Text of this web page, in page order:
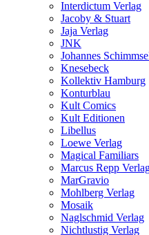
Interdictum Verlag
Jacoby & Stuart
Jaja Verlag
JNK
Johannes
Knesebeck
Kollektiv Hamburg
Konturblau
Kult Comics
Kult Editionen
Libellus
Loewe Verlag
Magical Familiars
Marcus Repp
MarGravio
Mohlberg Verlag
Mosaik
Naglschmid Verlag
Nichtlustig Verlag